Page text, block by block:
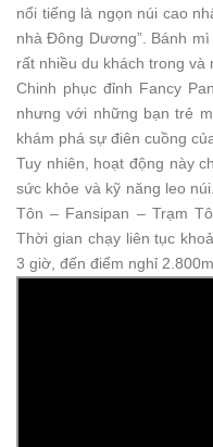
nổi tiếng là ngọn núi cao
nhà Đông Dương”. Bánh
rất nhiều du khách trong và
Chinh phục đỉnh Fancy
nhưng với những bạn trẻ
khám phá sự điên cuồng
Tuy nhiên, hoạt động này
sức khỏe và kỹ năng leo
Tôn – Fansipan – Trạm
Thời gian chạy liên tục
3 giờ, đến điểm nghỉ